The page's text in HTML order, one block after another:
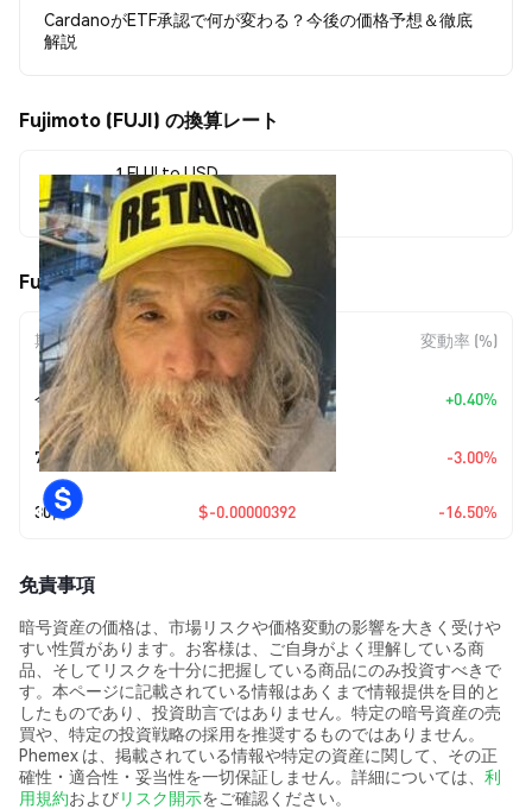
CardanoがETF承認で何が変わる？今後の価格予想＆徹底
解説
Fujimoto (FUJI) の換算レート
1 FUJI to USD
$0.00001985
Fujimoto (FUJI) の価格変動
期間 金額変動 変動率 (%)
今日 +$0.077908 +0.40%
7日 $-0.00000061 -3.00%
30日 $-0.00000392 -16.50%
免責事項
暗号資産の価格は、市場リスクや価格変動の影響を大きく受けや
すい性質があります。お客様は、ご自身がよく理解している商
品、そしてリスクを十分に把握している商品にのみ投資すべきで
す。本ページに記載されている情報はあくまで情報提供を目的と
したものであり、投資助言ではありません。特定の暗号資産の売
買や、特定の投資戦略の採用を推奨するものではありません。
Phemex は、掲載されている情報や特定の資産に関して、その正
確性・適合性・妥当性を一切保証しません。詳細については、 利
用規約およびリスク開示をご確認ください。